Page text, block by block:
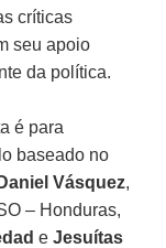
críticas
seu apoio
da política.
é para
baseado no
Daniel Vásquez,
– Honduras,
eJesuítas